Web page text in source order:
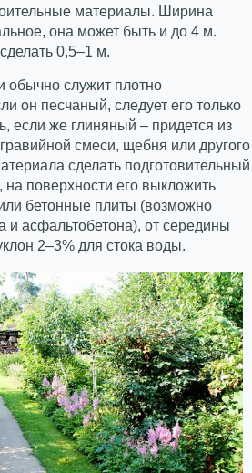
материалы. Ширина
она может быть и до 4 м.
0,5–1 м.
обычно служит плотно
он песчаный, следует его только
если же глиняный – придется из
смеси, щебня или другого
сделать подготовительный
поверхности его выкложить
бетонные плиты (возможно
и асфальтобетона), от середины
2–3% для стока воды.